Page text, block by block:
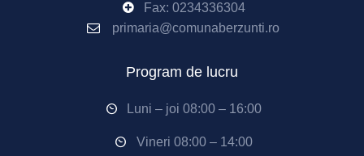
Fax: 0234336304
primaria@comunaberzunti.ro
Program de lucru
Luni – joi 08:00 – 16:00
Vineri 08:00 – 14:00